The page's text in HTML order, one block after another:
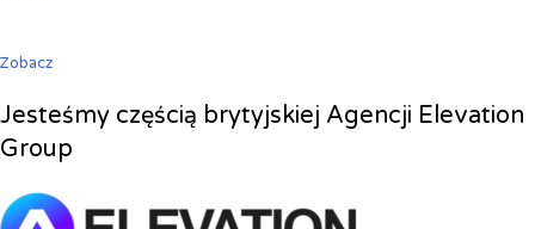
Zobacz
Jesteśmy częścią brytyjskiej Agencji Elevation
Group